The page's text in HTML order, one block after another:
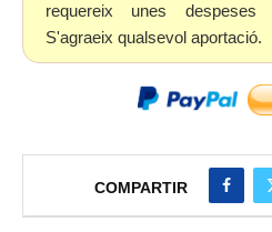
requereix unes despeses
S'agraeix qualsevol aportació.
COMPARTIR